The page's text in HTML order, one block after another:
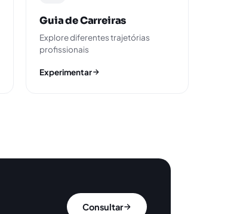
Guia de Carreiras
Explore diferentes trajetórias
profissionais
Experimentar
Consultar